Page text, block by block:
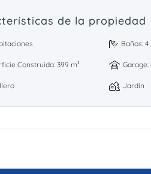
de la propiedad
Baños: 4
Construida: 399 m² Garage:
Jardín